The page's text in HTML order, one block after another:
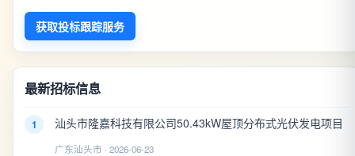
获取投标跟踪服务
最新招标信息
1 汕头市隆嘉科技有限公司50.43kW屋顶分布式光伏发电项目
广东汕头市 · 2026-06-23